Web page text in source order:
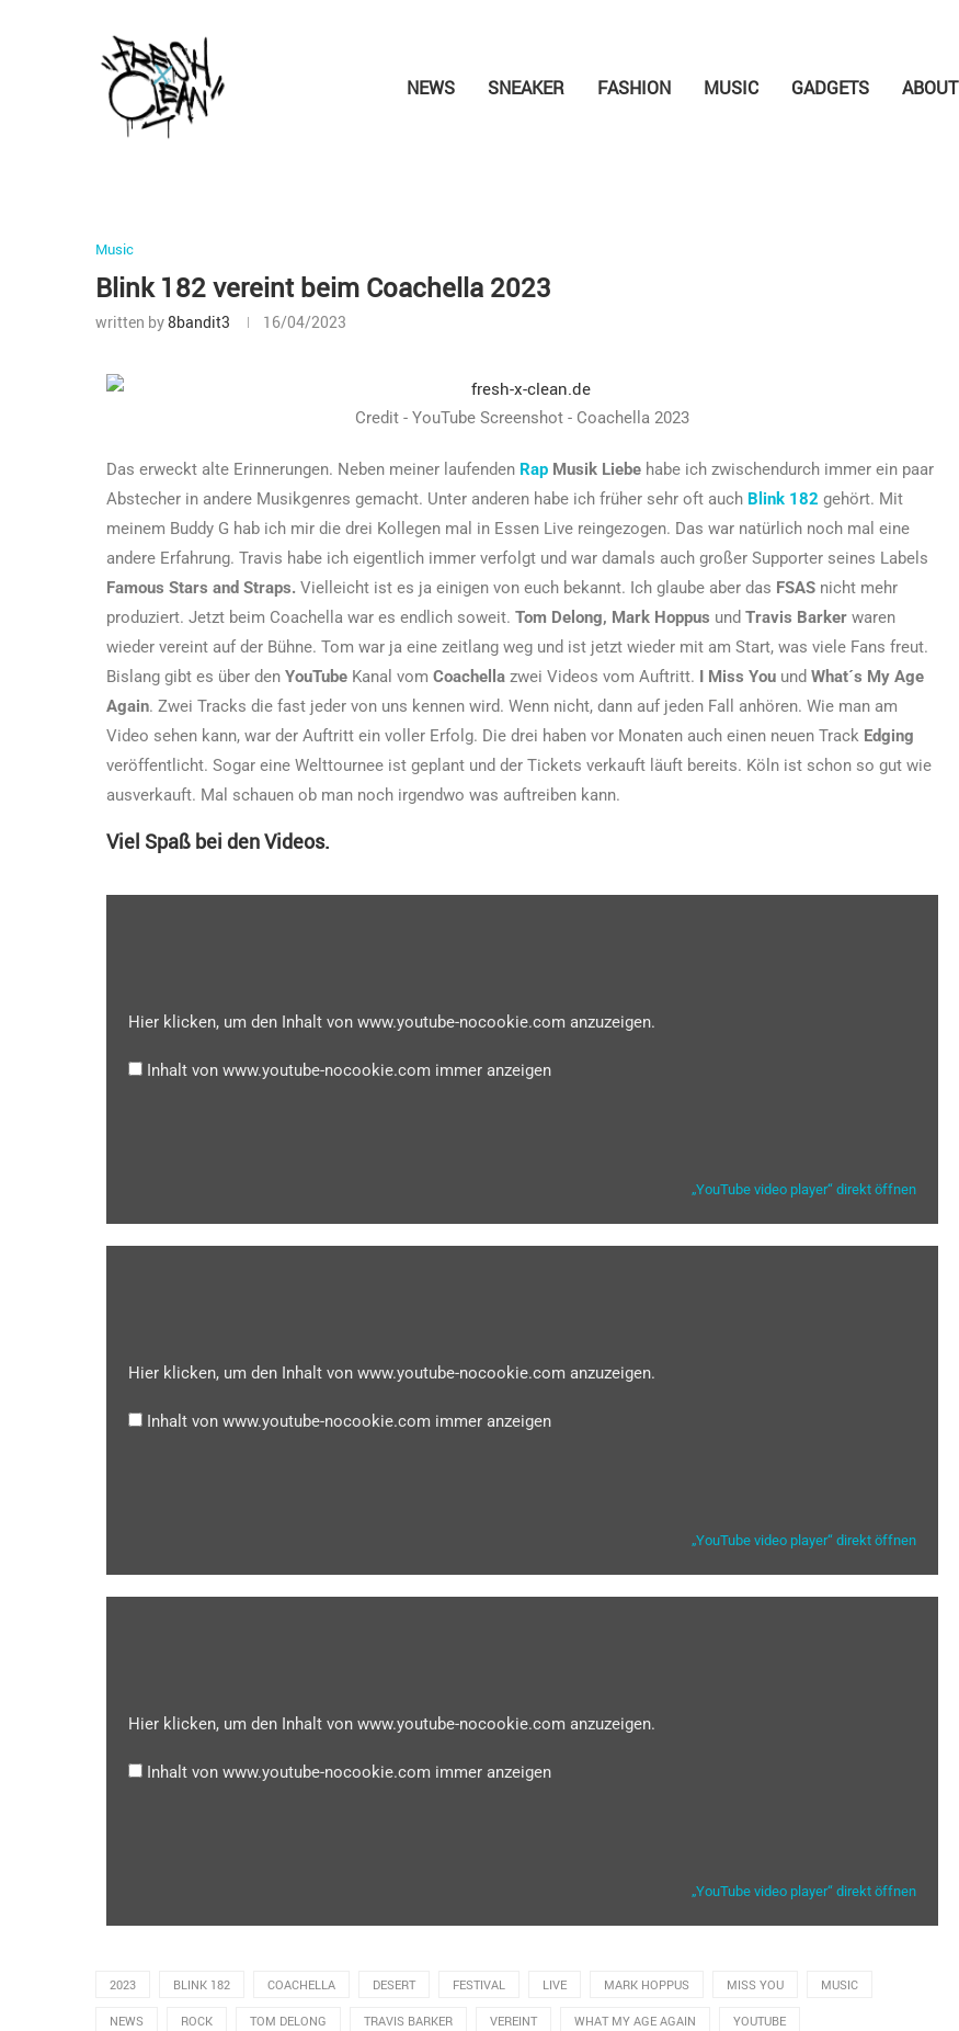
NEWS SNEAKER FASHION MUSIC GADGETS ABOUT
Music
Blink 182 vereint beim Coachella 2023
written by8bandit3 16/04/2023
Credit - YouTube Screenshot - Coachella 2023
Das erweckt alte Erinnerungen. Neben meiner laufenden Rap Musik Liebe habe ich zwischendurch immer ein paar
Abstecher in andere Musikgenres gemacht. Unter anderen habe ich früher sehr oft auch Blink 182 gehört. Mit
meinem Buddy G hab ich mir die drei Kollegen mal in Essen Live reingezogen. Das war natürlich noch mal eine
andere Erfahrung. Travis habe ich eigentlich immer verfolgt und war damals auch großer Supporter seines Labels
Famous Stars and Straps. Vielleicht ist es ja einigen von euch bekannt. Ich glaube aber das FSAS nicht mehr
produziert. Jetzt beim Coachella war es endlich soweit. Tom Delong, Mark Hoppus und Travis Barker waren
wieder vereint auf der Bühne. Tom war ja eine zeitlang weg und ist jetzt wieder mit am Start, was viele Fans freut.
Bislang gibt es über den YouTube Kanal vom Coachella zwei Videos vom Auftritt. I Miss You und What´s My Age
Again. Zwei Tracks die fast jeder von uns kennen wird. Wenn nicht, dann auf jeden Fall anhören. Wie man am
Video sehen kann, war der Auftritt ein voller Erfolg. Die drei haben vor Monaten auch einen neuen Track Edging
veröffentlicht. Sogar eine Welttournee ist geplant und der Tickets verkauft läuft bereits. Köln ist schon so gut wie
ausverkauft. Mal schauen ob man noch irgendwo was auftreiben kann.
Viel Spaß bei den Videos.
Hier klicken, um den Inhalt von www.youtube-nocookie.com anzuzeigen.
Inhalt von www.youtube-nocookie.com immer anzeigen
„YouTube video player“ direkt öffnen
Hier klicken, um den Inhalt von www.youtube-nocookie.com anzuzeigen.
Inhalt von www.youtube-nocookie.com immer anzeigen
„YouTube video player“ direkt öffnen
Hier klicken, um den Inhalt von www.youtube-nocookie.com anzuzeigen.
Inhalt von www.youtube-nocookie.com immer anzeigen
„YouTube video player“ direkt öffnen
2023 BLINK 182 COACHELLA DESERT FESTIVAL LIVE MARK HOPPUS MISS YOU MUSIC
NEWS ROCK TOM DELONG TRAVIS BARKER VEREINT WHAT MY AGE AGAIN YOUTUBE